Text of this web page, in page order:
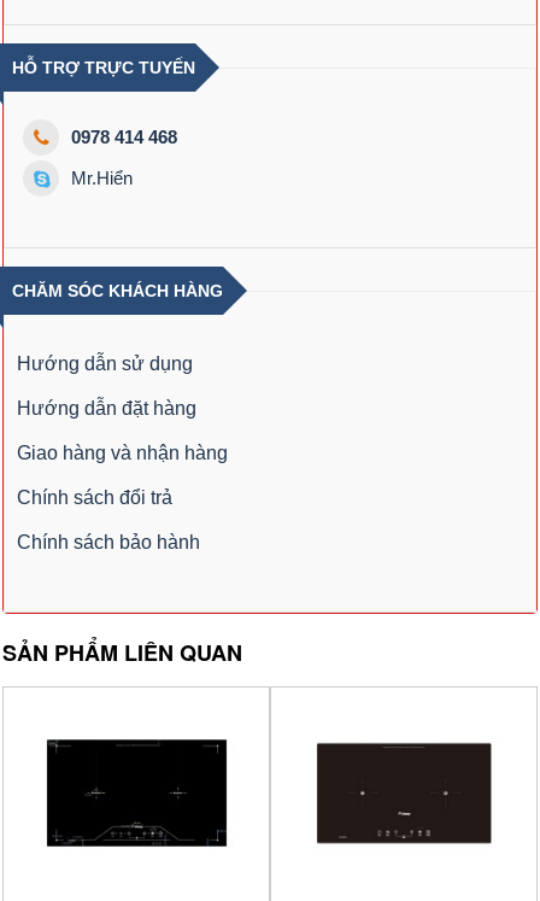
HỖ TRỢ TRỰC TUYẾN
0978 414 468
Mr.Hiển
CHĂM SÓC KHÁCH HÀNG
Hướng dẫn sử dụng
Hướng dẫn đặt hàng
Giao hàng và nhận hàng
Chính sách đổi trả
Chính sách bảo hành
SẢN PHẨM LIÊN QUAN